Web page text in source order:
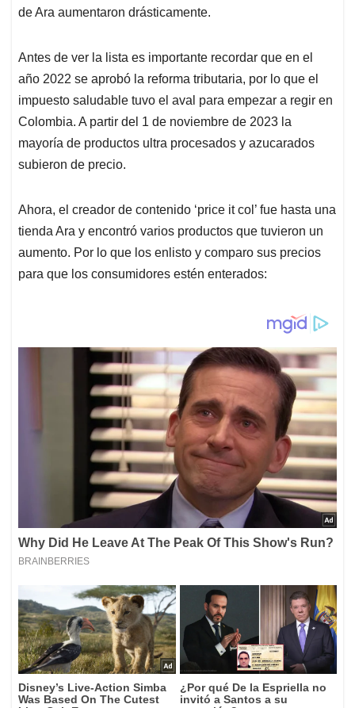
de Ara aumentaron drásticamente.
Antes de ver la lista es importante recordar que en el
año 2022 se aprobó la reforma tributaria, por lo que el
impuesto saludable tuvo el aval para empezar a regir en
Colombia. A partir del 1 de noviembre de 2023 la
mayoría de productos ultra procesados y azucarados
subieron de precio.
Ahora, el creador de contenido ‘price it col’ fue hasta una
tienda Ara y encontró varios productos que tuvieron un
aumento. Por lo que los enlisto y comparo sus precios
para que los consumidores estén enterados: